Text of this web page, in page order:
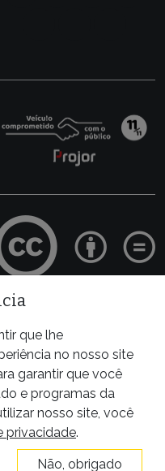
Site desenvolvido por
que lhe
no nosso site
garantir que você
e programas da
nosso site, você
privacidade.
Não, obrigado